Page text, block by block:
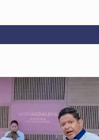
La Corte